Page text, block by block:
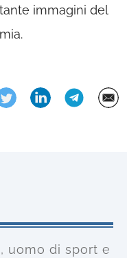
immagini del
uomo di sport e